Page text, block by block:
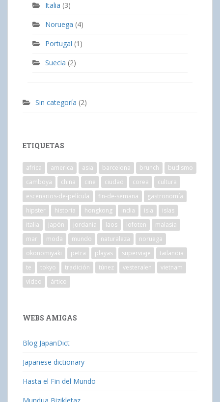
Italia (3)
Noruega (4)
Portugal (1)
Suecia (2)
Sin categoría (2)
ETIQUETAS
africa america asia barcelona brunch
budismo
camboya
china cine ciudad corea
cultura
escenarios-de-película
fin-de-semana
gastronomía
hipster
historia hongkong india isla
islas
italia
japón jordania laos lofoten
malasia
mar
moda mundo naturaleza
noruega
okonomiyaki
petra playas superviaje
tailandia
te
tokyo tradición túnez vesteralen
vietnam
vídeo
ártico
WEBS AMIGAS
Blog JapanDict
Japanese dictionary
Hasta el Fin del Mundo